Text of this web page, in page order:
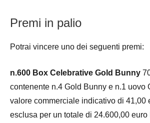
Premi in palio
Potrai vincere uno dei seguenti premi:
n.600 Box Celebrative Gold Bunny
contenente n.4 Gold Bunny e n.1 uovo
valore commerciale indicativo di 41,00
esclusa per un totale di 24.600,00 euro